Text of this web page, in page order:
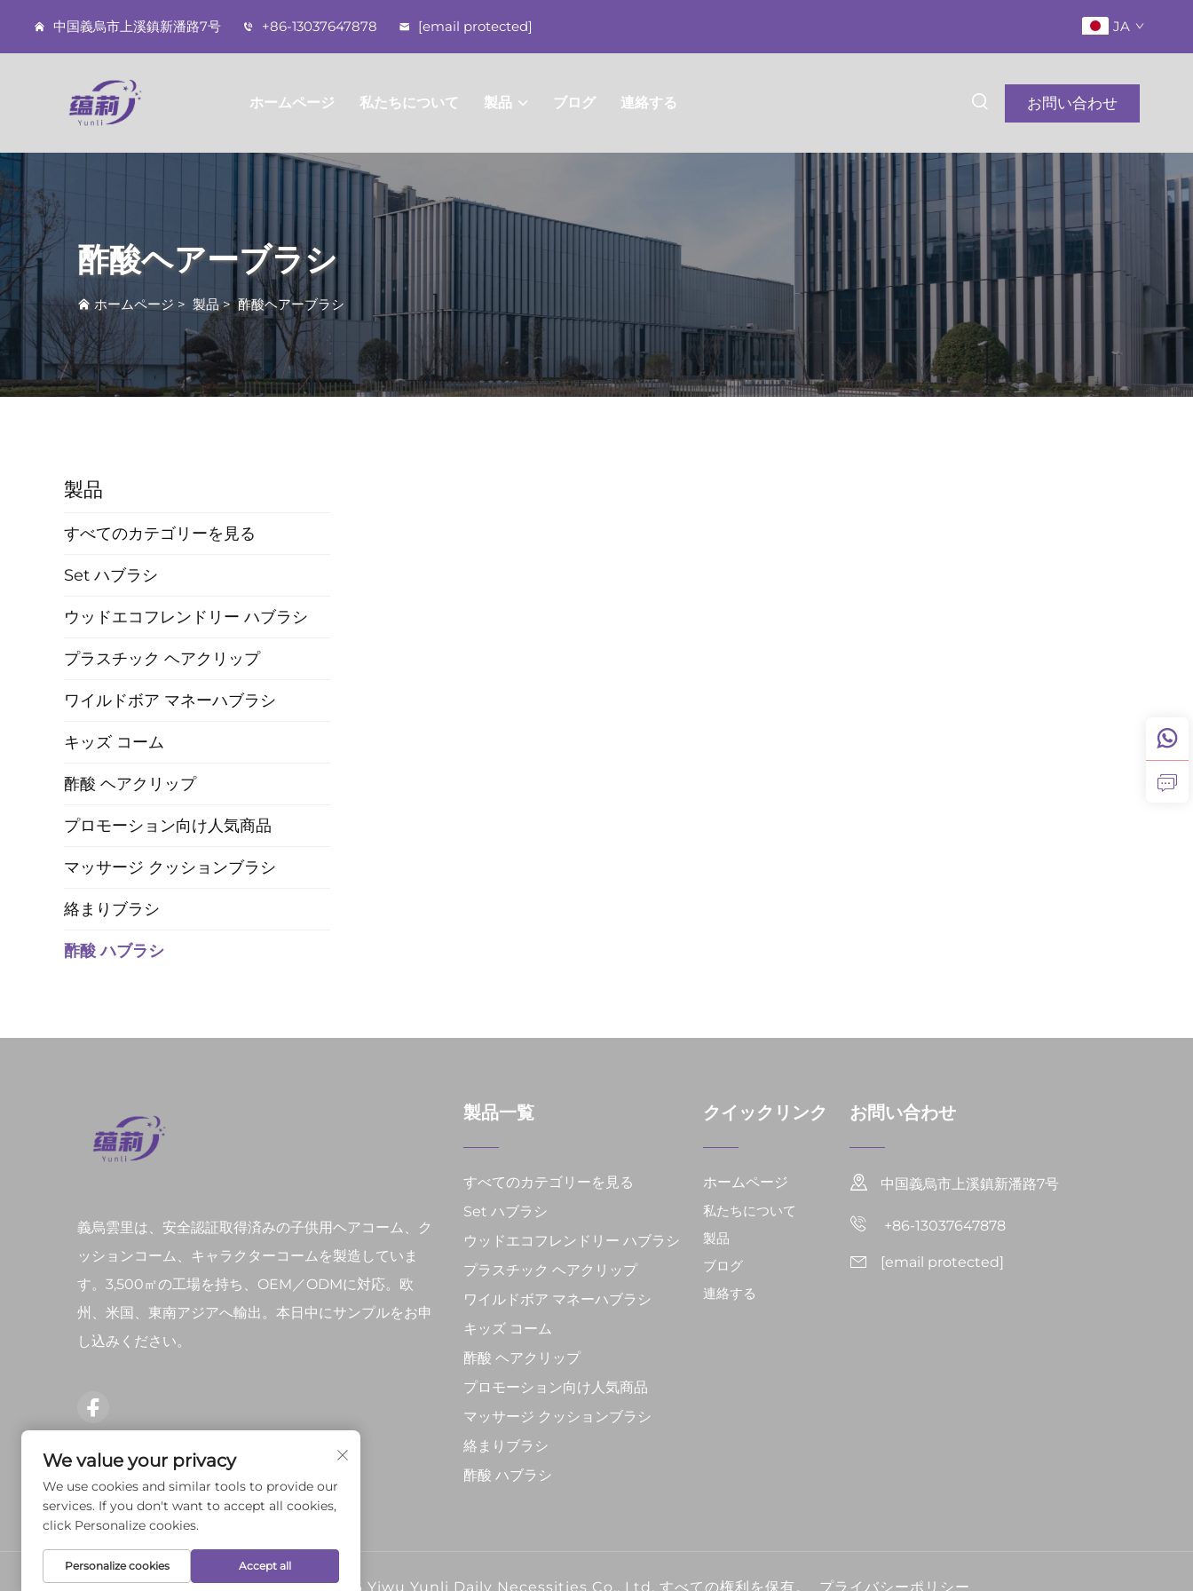
中国義烏市上溪鎮新潘路7号 +86-13037647878 [email protected] JA
ホームページ 私たちについて 製品 ブログ 連絡する お問い合わせ
酢酸ヘアーブラシ
ホームページ > 製品>酢酸ヘアーブラシ
製品
すべてのカテゴリーを見る
Set ハブラシ
ウッドエコフレンドリー ハブラシ
プラスチック ヘアクリップ
ワイルドボア マネーハブラシ
キッズ コーム
酢酸 ヘアクリップ
プロモーション向け人気商品
マッサージ クッションブラシ
絡まりブラシ
酢酸 ハブラシ
義烏雲里は、安全認証取得済みの子供用ヘアコーム、ク
ッションコーム、キャラクターコームを製造していま
す。3,500㎡の工場を持ち、OEM／ODMに対応。欧
州、米国、東南アジアへ輸出。本日中にサンプルをお申
し込みください。
製品一覧
すべてのカテゴリーを見る
Set ハブラシ
ウッドエコフレンドリー ハブラシ
プラスチック ヘアクリップ
ワイルドボア マネーハブラシ
キッズ コーム
酢酸 ヘアクリップ
プロモーション向け人気商品
マッサージ クッションブラシ
絡まりブラシ
酢酸 ハブラシ
クイックリンク
ホームページ
私たちについて
製品
ブログ
連絡する
お問い合わせ
中国義烏市上溪鎮新潘路7号
+86-13037647878
[email protected]
Copyright © 2026 Yiwu Yunli Daily Necessities Co., Ltd. すべての権利を保有。 プライバシーポリシー
We value your privacy
We use cookies and similar tools to provide our
services. If you don't want to accept all cookies,
click Personalize cookies.
Personalize cookies Accept all